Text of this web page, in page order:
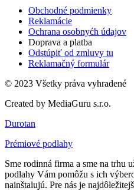
Obchodné podmienky
Reklamácie
Ochrana osobnyćh údajov
Doprava a platba
Odstúpiť od zmluvy tu
Reklamačný formulár
© 2023 Všetky práva vyhradené
Created by MediaGuru s.r.o.
Durotan
Prémiové podlahy
Sme rodinná firma a sme na trhu
podlahy Vám pomôžu s ich
nainštalujú. Pre nás je